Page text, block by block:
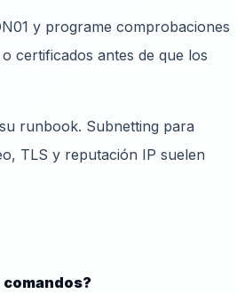
y programe comprobaciones
certificados antes de que los
runbook. Subnetting para
TLS y reputación IP suelen